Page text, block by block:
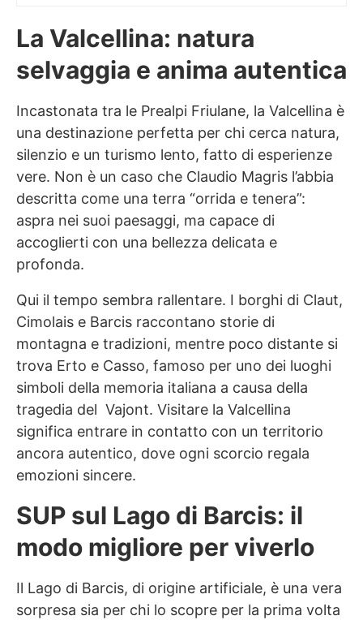
La Valcellina: natura
selvaggia e anima autentica
Incastonata tra le Prealpi Friulane, la Valcellina è
una destinazione perfetta per chi cerca natura,
silenzio e un turismo lento, fatto di esperienze
vere. Non è un caso che Claudio Magris l’abbia
descritta come una terra “orrida e tenera”:
aspra nei suoi paesaggi, ma capace di
accoglierti con una bellezza delicata e
profonda.
Qui il tempo sembra rallentare. I borghi di Claut,
Cimolais e Barcis raccontano storie di
montagna e tradizioni, mentre poco distante si
trova Erto e Casso, famoso per uno dei luoghi
simboli della memoria italiana a causa della
tragedia del Vajont. Visitare la Valcellina
significa entrare in contatto con un territorio
ancora autentico, dove ogni scorcio regala
emozioni sincere.
SUP sul Lago di Barcis: il
modo migliore per viverlo
Il Lago di Barcis, di origine artificiale, è una vera
sorpresa sia per chi lo scopre per la prima volta